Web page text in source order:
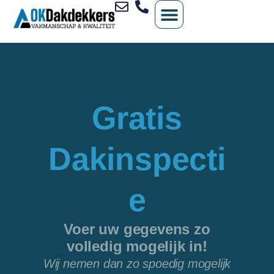
Gratis
Dakinspecti
e
Voer uw gegevens zo
volledig mogelijk in!
Wij nemen dan zo spoedig mogelijk